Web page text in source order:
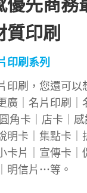
質印刷
印刷系列
印刷，您還可以
廣｜名片印刷｜
角卡｜店卡｜感
明卡｜集點卡｜
卡片｜宣傳卡｜
明信片…等。